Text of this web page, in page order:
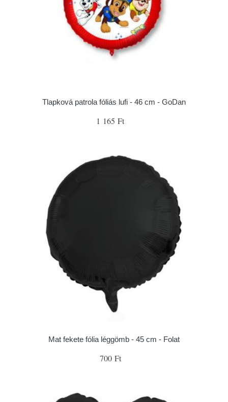
Tlapková patrola fóliás lufi - 46 cm - GoDan
1 165 Ft
Mat fekete fólia léggömb - 45 cm - Folat
700 Ft